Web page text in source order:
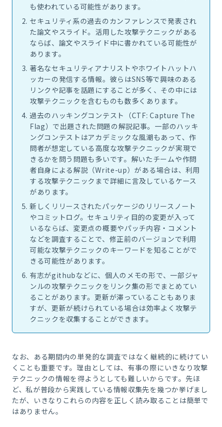
も使われている可能性があります。
セキュリティ系の過去のカンファレンスで発表され
た論文やスライド。活用した攻撃テクニックがある
ならば、論文やスライド中に書かれている可能性が
あります。
著名なセキュリティアナリストやホワイトハットハ
ッカーの発信する情報。彼らはSNS等で興味のある
リンクや記事を話題にすることが多く、その中には
攻撃テクニックを含むものも数多くあります。
過去のハッキングコンテスト（CTF: Capture The
Flag）で出題された問題の解説記事。一部のハッキ
ングコンテストはアカデミックな風潮もあって、作
問者が想定している高度な攻撃テクニックが実現で
きるかを問う問題も多いです。解いたチームや作問
者自身による解説（Write-up）がある場合は、利用
する攻撃テクニックまで詳細に言及しているケース
があります。
新しくリリースされたパッケージのリリースノート
やコミットログ。セキュリティ目的の変更が入って
いるならば、変更点の概要やパッチ内容・コメント
などを調査することで、修正前のバージョンで利用
可能な攻撃テクニックのキーワードを知ることがで
きる可能性があります。
有志がgithubなどに、個人のメモの形で、一部ジャ
ンルの攻撃テクニックをリンク集の形でまとめてい
ることがあります。更新が滞っていることもありま
すが、更新が続けられている場合は効率よく攻撃テ
クニックを収集することができます。
なお、ある期間内の単発的な調査ではなく継続的に続けてい
くことも重要です。理由としては、有事の際にいきなり攻撃
テクニックの情報を得ようとしても難しいからです。先ほ
ど、私が普段から実践している情報収集先を幾つか挙げまし
たが、いきなりこれらの内容を正しく読み取ることは簡単で
はありません。